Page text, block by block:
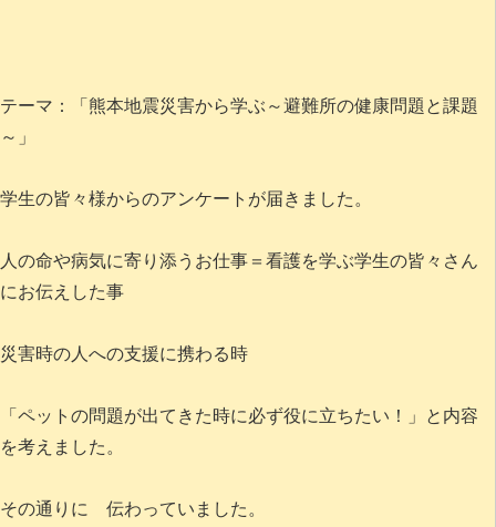
テーマ：「熊本地震災害から学ぶ～避難所の健康問題と課題
～」
学生の皆々様からのアンケートが届きました。
人の命や病気に寄り添うお仕事＝看護を学ぶ学生の皆々さん
にお伝えした事
災害時の人への支援に携わる時
「ペットの問題が出てきた時に必ず役に立ちたい！」と内容
を考えました。
その通りに 伝わっていました。